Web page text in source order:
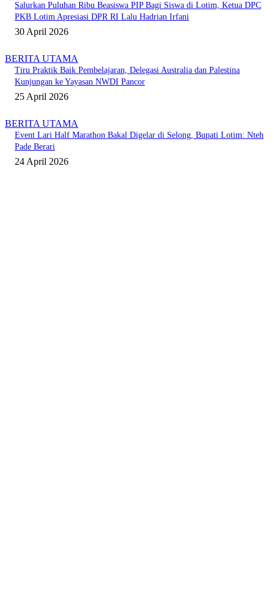
Salurkan Puluhan Ribu Beasiswa PIP Bagi Siswa di Lotim, Ketua DPC
PKB Lotim Apresiasi DPR RI Lalu Hadrian Irfani
30 April 2026
BERITA UTAMA
Tiru Praktik Baik Pembelajaran, Delegasi Australia dan Palestina
Kunjungan ke Yayasan NWDI Pancor
25 April 2026
BERITA UTAMA
Event Lari Half Marathon Bakal Digelar di Selong, Bupati Lotim: Nteh
Pade Berari
24 April 2026